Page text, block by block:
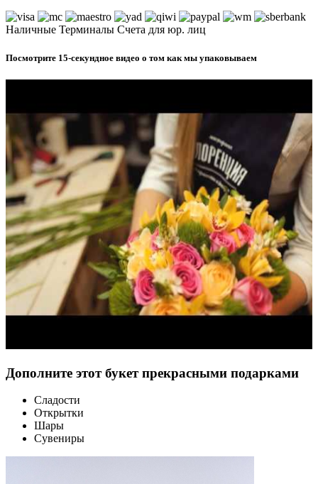
Наличные Терминалы Счета для юр. лиц
Посмотрите 15-секундное видео о том как мы упаковываем
Дополните этот букет прекрасными подарками
Сладости
Открытки
Шары
Сувениры